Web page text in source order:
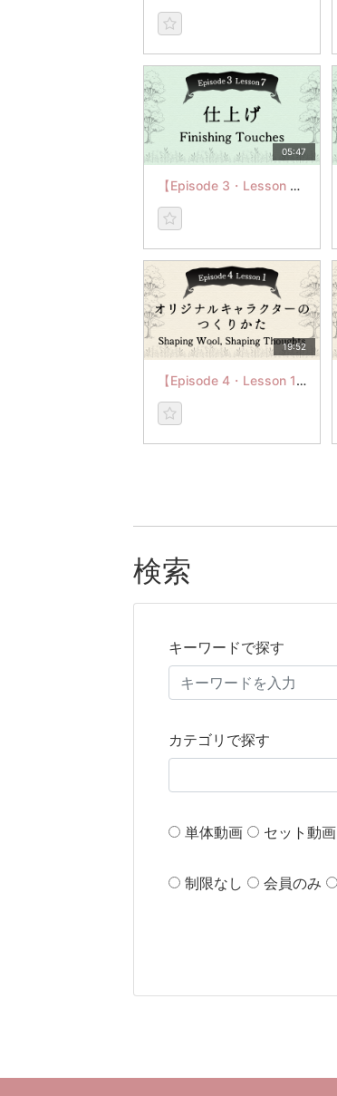
05:47
【Episode 3・Lesson 7】仕上げ
19:52
【Episode 4・Lesson 1】オリジナルキャラクターのつくりかた
検索
キーワードで探す
カテゴリで探す
単体動画 セット動画
制限なし 会員のみ